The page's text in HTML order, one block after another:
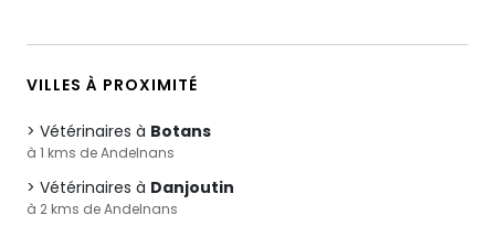
VILLES À PROXIMITÉ
Vétérinaires à Botans
à 1 kms de Andelnans
Vétérinaires à Danjoutin
à 2 kms de Andelnans